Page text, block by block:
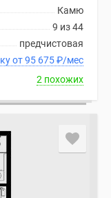
Камю
9 из 44
предчистовая
В ипотеку от 95 675₽/мес
2 похожих